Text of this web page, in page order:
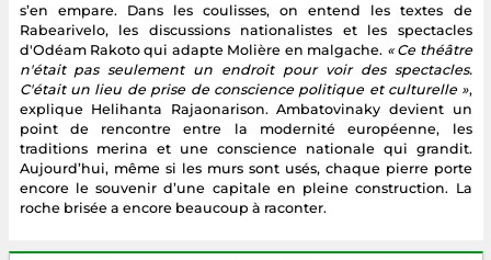
s’en empare. Dans les coulisses, on entend les textes de
Rabearivelo, les discussions nationalistes et les spectacles
d'Odéam Rakoto qui adapte Molière en malgache. « Ce théâtre
n'était pas seulement un endroit pour voir des spectacles.
C'était un lieu de prise de conscience politique et culturelle »,
explique Helihanta Rajaonarison. Ambatovinaky devient un
point de rencontre entre la modernité européenne, les
traditions merina et une conscience nationale qui grandit.
Aujourd’hui, même si les murs sont usés, chaque pierre porte
encore le souvenir d’une capitale en pleine construction. La
roche brisée a encore beaucoup à raconter.